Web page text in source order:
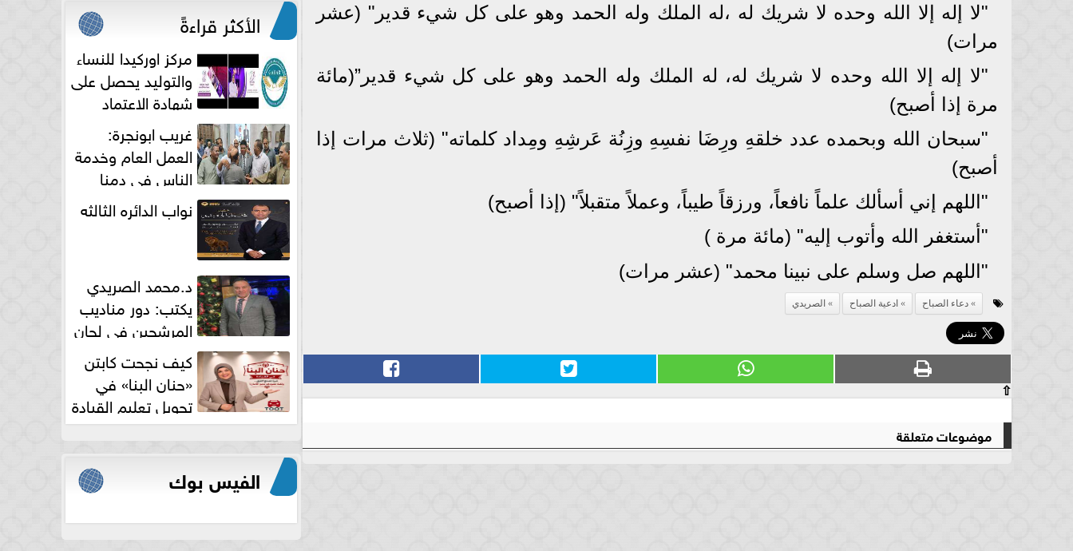
"لا إله إلا الله وحده لا شريك له ،له الملك وله الحمد وهو على كل شيء قدير" (عشر
مرات)
"لا إله إلا الله وحده لا شريك له، له الملك وله الحمد وهو على كل شيء قدير”(مائة
مرة إذا أصبح)
"سبحان الله وبحمده عدد خلقهِ ورِضَا نفسِهِ وزِنُة عَرشِهِ ومِداد كلماته" (ثلاث مرات إذا
أصبح)
"اللهم إني أسألك علماً نافعاً، ورزقاً طيباً، وعملاً متقبلاً" (إذا أصبح)
"أستغفر الله وأتوب إليه" (مائة مرة )
"اللهم صل وسلم على نبينا محمد" (عشر مرات)
دعاء الصباح ادعية الصباح الصريدي
⇧
موضوعات متعلقة
الأكثر قراءةً
مركز اوركيدا للنساء
والتوليد يحصل على
شهادة الاعتماد
الكامل
غريب ابونجرة:
العمل العام وخدمة
الناس فى دمنا
نواب الدائره الثالثه
د.محمد الصريدي
يكتب: دور مناديب
المرشحين في لجان
الانتخابات
كيف نجحت كابتن
«حنان البنا» في
تحويل تعليم القيادة
النسائية من خوف...
الفيس بوك